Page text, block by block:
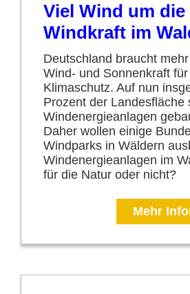
Viel Wind um die
Windkraft im
Deutschland braucht
Wind- und Sonnenkraft
Klimaschutz. Auf nun
Prozent der Landesfläche
Windenergieanlagen
Daher wollen einige
Windparks in Wäldern
Windenergieanlagen im
für die Natur oder nicht?
Mehr